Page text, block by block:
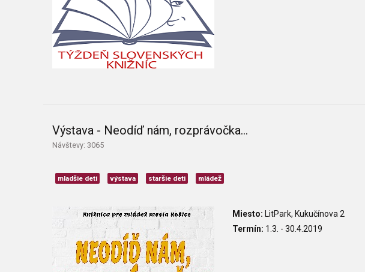
Výstava - Neodíď nám, rozprávočka...
Návštevy: 3065
mladšie deti výstava staršie deti mládež
Miesto: LitPark, Kukučínova 2
Termín: 1.3. - 30.4.2019